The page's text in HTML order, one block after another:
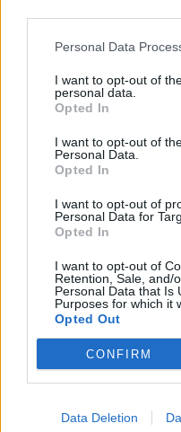
Personal Data
I want to opt-out of
personal data.
Opted In
I want to opt-out of
Personal Data.
Opted In
I want to opt-out of
Personal Data for
Opted In
I want to opt-out of
Retention, Sale, and/
Personal Data that Is
Purposes for which it
Opted Out
CONFIRM
Data Deletion
Legnano punta
ministeriale per
postazioni di